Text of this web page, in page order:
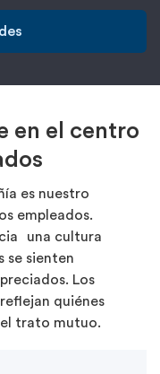
en el centro
es nuestro
empleados.
una cultura
se sienten
Los
quiénes
trato mutuo.